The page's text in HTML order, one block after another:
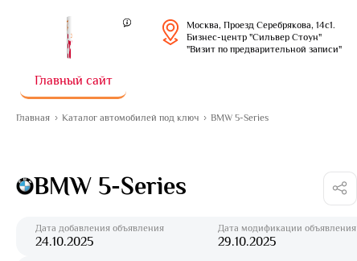
Москва, Проезд Серебрякова, 14с1.
Бизнес-центр "Сильвер Стоун"
"Визит по предварительной записи"
Главный сайт
Главная Каталог автомобилей под ключ BMW 5-Series
BMW 5-Series
Дата добавления объявления
24.10.2025
Дата модификации объявления
29.10.2025